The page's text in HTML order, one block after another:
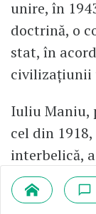
unire, în
doctrină, o
stat, în
civilizațiunii
Iuliu Maniu,
cel din
interbelică,
mare